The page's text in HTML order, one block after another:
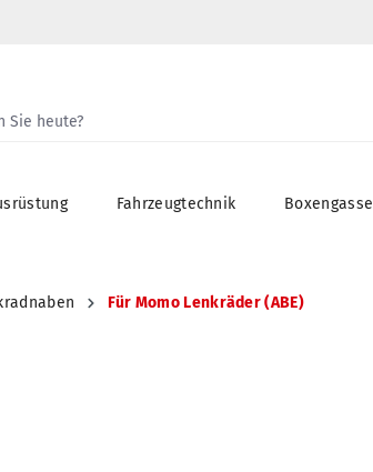
Fahrzeugtechnik Boxengasse
Für Momo Lenkräder (ABE)